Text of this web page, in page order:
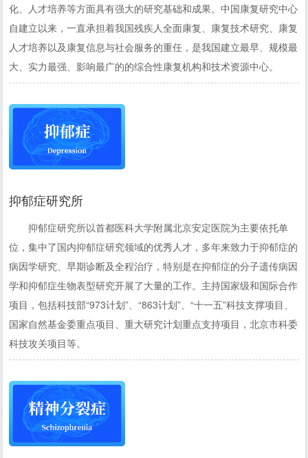
化、人才培养等方面具有强大的研究基础和成果。中国康复研究中心
自建立以来，一直承担着我国残疾人全面康复、康复技术研究、康复
人才培养以及康复信息与社会服务的重任，是我国建立最早、规模最
大、实力最强、影响最广的的综合性康复机构和技术资源中心。
抑郁症研究所
抑郁症研究所以首都医科大学附属北京安定医院为主要依托单
位，集中了国内抑郁症研究领域的优秀人才，多年来致力于抑郁症的
病因学研究、早期诊断及全程治疗，特别是在抑郁症的分子遗传病因
学和抑郁症生物表型研究开展了大量的工作。主持国家级和国际合作
项目，包括科技部“973计划”、“863计划”、“十一五”科技支撑项目、
国家自然基金委重点项目、重大研究计划重点支持项目，北京市科委
科技攻关项目等。